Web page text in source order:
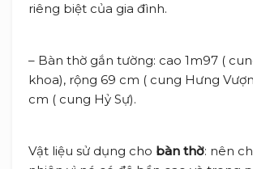
riêng biệt của gia đình.
– Bàn thờ gắn tường: cao 1m97 (
khoa), rộng 69 cm ( cung Hưng
cm ( cung Hỷ Sự).
Vật liệu sử dụng cho bàn thờ: nên